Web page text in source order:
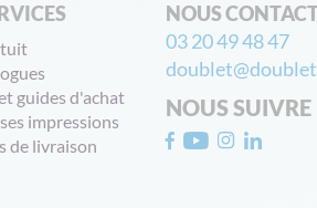
guides d'achat
impressions
de livraison
NOUS
03 20 49 48 47
NOUS SUIVRE